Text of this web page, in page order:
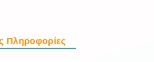
Πληροφορίες